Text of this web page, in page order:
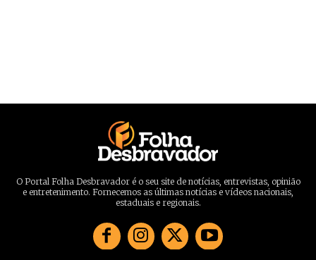
O Portal Folha Desbravador é o seu site de notícias, entrevistas, opinião
e entretenimento. Fornecemos as últimas notícias e vídeos nacionais,
estaduais e regionais.